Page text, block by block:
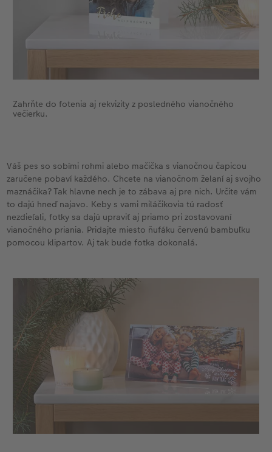
Zahrňte do fotenia aj rekvizity z posledného vianočného
večierku.
Váš pes so sobími rohmi alebo mačička s vianočnou čapicou
zaručene pobaví každého. Chcete na vianočnom želaní aj svojho
maznáčika? Tak hlavne nech je to zábava aj pre nich. Určite vám
to dajú hneď najavo. Keby s vami miláčikovia tú radosť
nezdieľali, fotky sa dajú upraviť aj priamo pri zostavovaní
vianočného priania. Pridajte miesto ňufáku červenú bambuľku
pomocou klipartov. Aj tak bude fotka dokonalá.